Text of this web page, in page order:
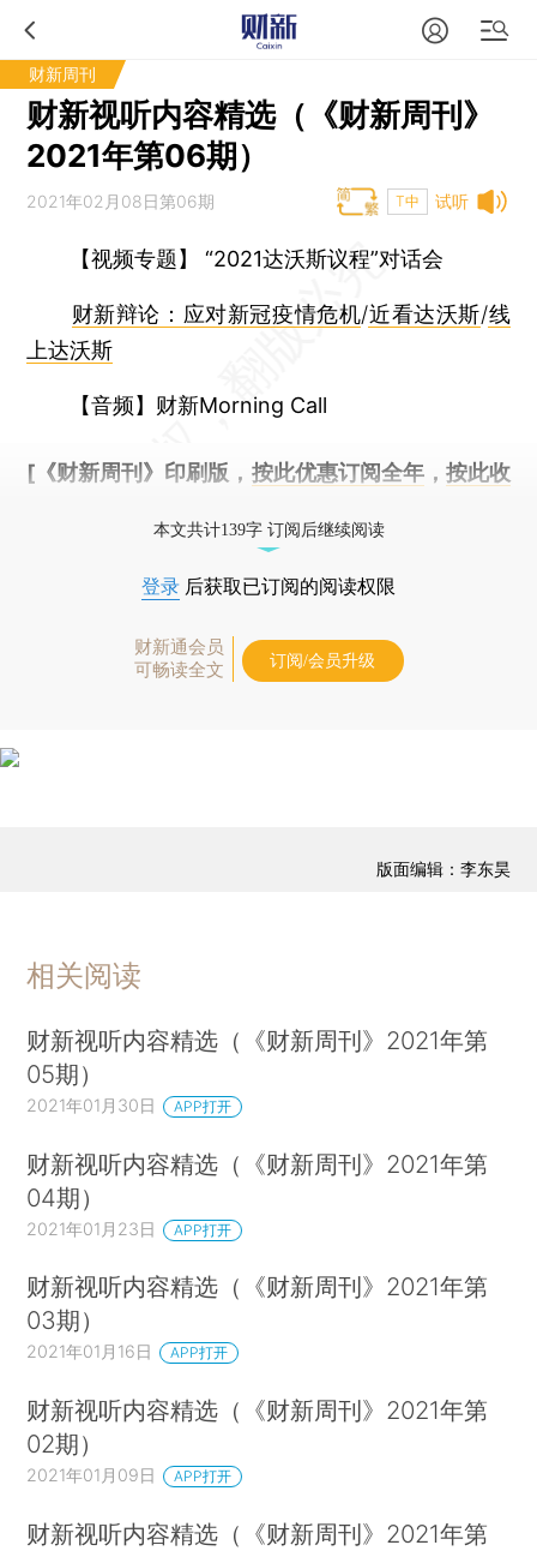
财新周刊
财新视听内容精选（《财新周刊》
2021年第06期）
试听
2021年02月08日第06期 T中
【视频专题】 “2021达沃斯议程”对话会
财新辩论：应对新冠疫情危机/近看达沃斯/线
上达沃斯
【音频】财新Morning Call
[《财新周刊》印刷版， 按此优惠订阅全年， 按此收
本文共计139字 订阅后继续阅读
登录 后获取已订阅的阅读权限
财新通会员
可畅读全文
订阅/会员升级
版面编辑：李东昊
相关阅读
财新视听内容精选（《财新周刊》2021年第
05期）
2021年01月30日 APP打开
财新视听内容精选（《财新周刊》2021年第
04期）
2021年01月23日 APP打开
财新视听内容精选（《财新周刊》2021年第
03期）
2021年01月16日 APP打开
财新视听内容精选（《财新周刊》2021年第
02期）
2021年01月09日 APP打开
财新视听内容精选（《财新周刊》2021年第